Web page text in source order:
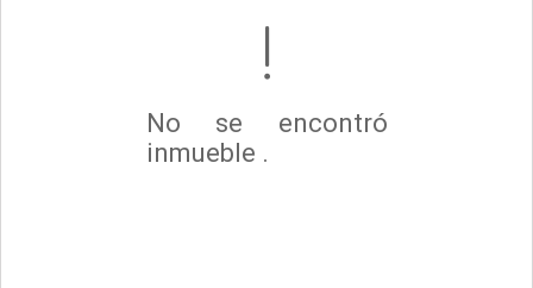
No se encontró
inmueble .